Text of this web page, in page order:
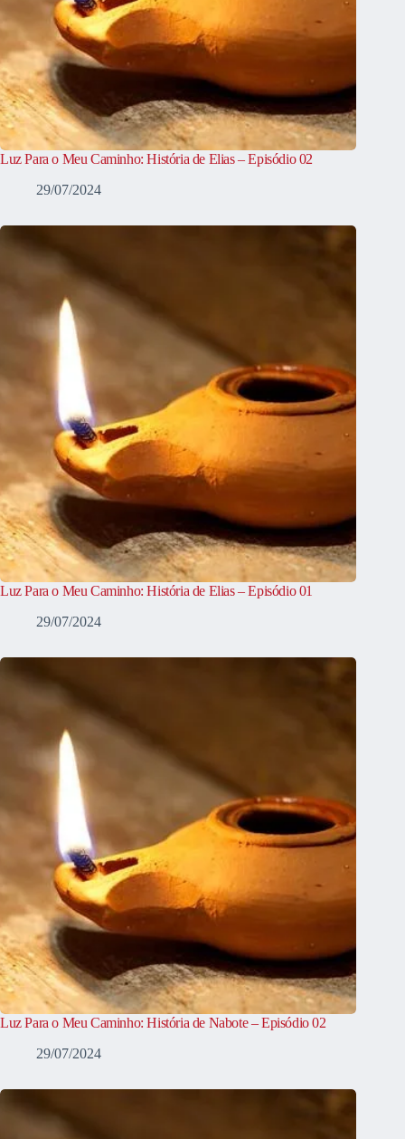
Luz Para o Meu Caminho: História de Elias – Episódio 02
29/07/2024
Luz Para o Meu Caminho: História de Elias – Episódio 01
29/07/2024
Luz Para o Meu Caminho: História de Nabote – Episódio 02
29/07/2024